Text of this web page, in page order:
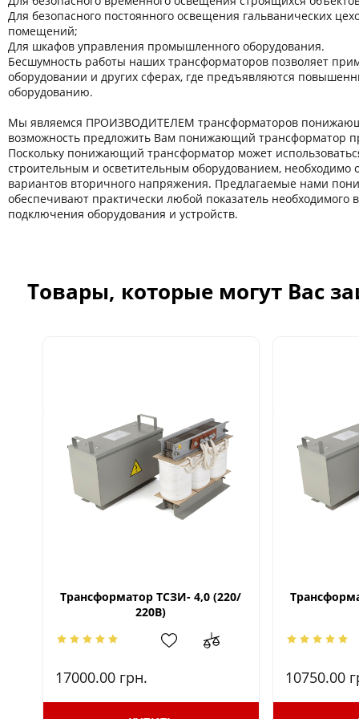
Для безопасного постоянного освещения гальванических
помещений;
Для шкафов управления промышленного оборудования.
Бесшумность работы наших трансформаторов позволяет
оборудовании и других сферaх, где предъявляются
оборудованию.
Мы являемся ПРОИЗВОДИТЕЛЕМ трансформаторов
возможность предложить Вам понижающий трансформатор
Поскольку понижающий трансформатор может
строительным и осветительным оборудованием, необходимо
вариантов вторичного напряжения. Предлагаемые нами
обеспечивают практически любой показатель необходимого
подключения оборудования и устройств.
Товары, которые могут Вас
Трансформатор ТСЗИ- 4,0 (220/
220В)
17000.00 грн. 10750.00